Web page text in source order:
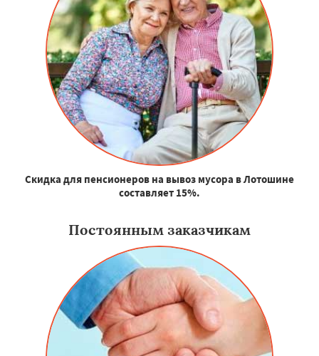
Скидка для пенсионеров на вывоз мусора в Лотошине
составляет 15%.
Постоянным заказчикам